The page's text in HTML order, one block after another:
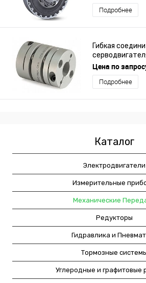
Подробнее
Гибкая
фланцем
Цена по
Подробнее
Каталог
Электродвигатели
Измерительные
Механические
Редукторы
Гидравлика и
Тормозные
Углеродные и графитовые